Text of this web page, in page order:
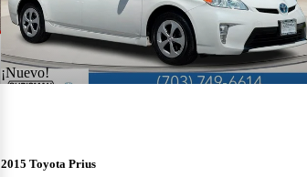
¡Nuevo!
2015 Toyota Prius